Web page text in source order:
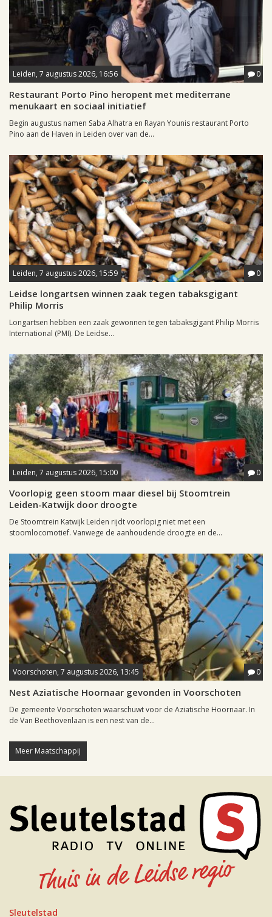
Leiden, 7 augustus 2026, 16:56 0
Restaurant Porto Pino heropent met mediterrane
menukaart en sociaal initiatief
Begin augustus namen Saba Alhatra en Rayan Younis restaurant Porto
Pino aan de Haven in Leiden over van de...
Leiden, 7 augustus 2026, 15:59 0
Leidse longartsen winnen zaak tegen tabaksgigant
Philip Morris
Longartsen hebben een zaak gewonnen tegen tabaksgigant Philip Morris
International (PMI). De Leidse...
Leiden, 7 augustus 2026, 15:00 0
Voorlopig geen stoom maar diesel bij Stoomtrein
Leiden-Katwijk door droogte
De Stoomtrein Katwijk Leiden rijdt voorlopig niet met een
stoomlocomotief. Vanwege de aanhoudende droogte en de...
Voorschoten, 7 augustus 2026, 13:45 0
Nest Aziatische Hoornaar gevonden in Voorschoten
De gemeente Voorschoten waarschuwt voor de Aziatische Hoornaar. In
de Van Beethovenlaan is een nest van de...
Meer Maatschappij
Sleutelstad